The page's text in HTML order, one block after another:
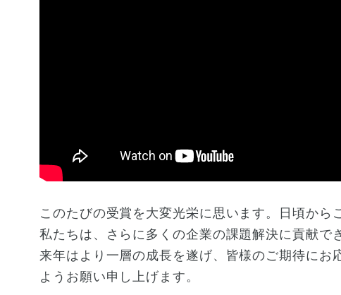
このたびの受賞を大変光栄に思います。日頃か
私たちは、さらに多くの企業の課題解決に貢献で
来年はより一層の成長を遂げ、皆様のご期待に
ようお願い申し上げます。